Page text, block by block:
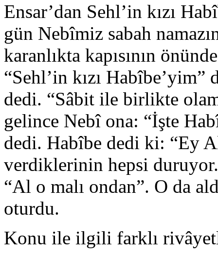
Ensar’dan Sehl’in kızı
gün Nebîmiz sabah
karanlıkta kapısının
“Sehl’in kızı
dedi. “Sâbit ile birlikte
gelince Nebî ona: “İşte
dedi. Habîbe dedi ki: “Ey
verdiklerinin hepsi
“Al o malı ondan”. O da
oturdu.
Konu ile ilgili farklı